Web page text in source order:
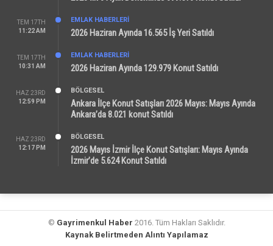
TEM 17TH
11:22 AM
EMLAK HABERLERI
2026 Haziran Ayında 16.565 İş Yeri Satıldı
TEM 17TH
10:31 AM
EMLAK HABERLERI
2026 Haziran Ayında 129.979 Konut Satıldı
HAZ 23RD
12:59 PM
BÖLGESEL
Ankara İlçe Konut Satışları 2026 Mayıs: Mayıs Ayında
Ankara’da 8.021 konut Satıldı
HAZ 23RD
12:17 PM
BÖLGESEL
2026 Mayıs İzmir İlçe Konut Satışları: Mayıs Ayında
İzmir’de 5.624 Konut Satıldı
© Gayrimenkul Haber 2016. Tüm Hakları Saklıdır.
Kaynak Belirtmeden Alıntı Yapılamaz